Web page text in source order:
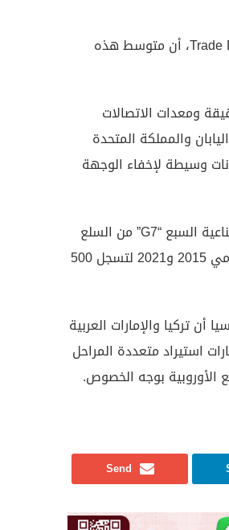
وكشف تحليل الصحيفة المستند على بيانات قاعدة البيانات الجمركية Trade Data Monitor، أن متوسط هذه
ومعدات الاتصالات
والمملكة المتحدة
وسيطة لإخفاء الوجهة
وأكدت فايننشال تايمز أن صادرات تركيا إلى الدول الأعضاء في مجموعة الدول الصناعية السبع “G7” من السلع
ذات الأولوية المرتفعة ارتفعت بأكثر من 60 في المئة مقارنة بالفترة عينها بين عامي 2015 و2021 لتسجل 500
تركيا والإمارات العربية
استيراد متعددة المراحل
الأوروبية بوجه الخصوص.
Send